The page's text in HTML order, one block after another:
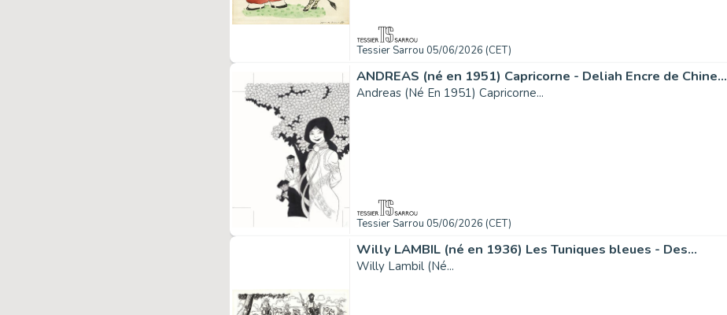
Tessier Sarrou 05/06/2026 (CET)
ANDREAS (né en 1951) Capricorne - Deliah Encre de Chine...
Andreas (Né En 1951) Capricorne...
Tessier Sarrou 05/06/2026 (CET)
Willy LAMBIL (né en 1936) Les Tuniques bleues - Des...
Willy Lambil (Né...